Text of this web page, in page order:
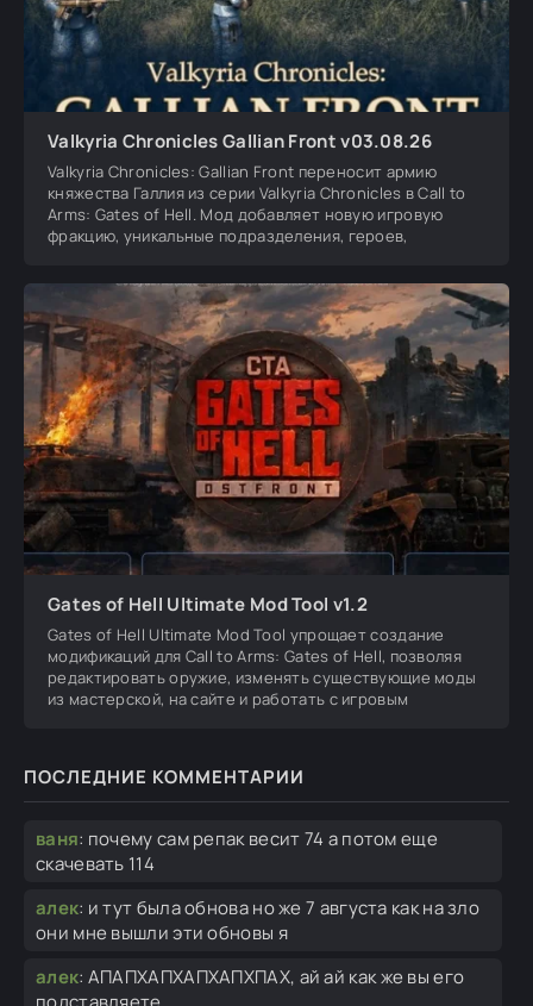
Valkyria Chronicles Gallian Front v03.08.26
Valkyria Chronicles: Gallian Front переносит армию
княжества Галлия из серии Valkyria Chronicles в Call to
Arms: Gates of Hell. Мод добавляет новую игровую
фракцию, уникальные подразделения, героев,
Gates of Hell Ultimate Mod Tool v1.2
Gates of Hell Ultimate Mod Tool упрощает создание
модификаций для Call to Arms: Gates of Hell, позволяя
редактировать оружие, изменять существующие моды
из мастерской, на сайте и работать с игровым
ПОСЛЕДНИЕ КОММЕНТАРИИ
ваня: почему сам репак весит 74 а потом еще
скачевать 114
алек: и тут была обнова но же 7 августа как на зло
они мне вышли эти обновы я
алек: АПАПХАПХАПХАПХПАХ, ай ай как же вы его